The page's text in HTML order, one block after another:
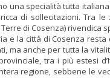
una specialità tutta
di sollecitazioni. Tra
di Cosenza) rivendica
e la città di Cosenza
ma anche per tutta la
tra i più estesi
regione, sebbene le